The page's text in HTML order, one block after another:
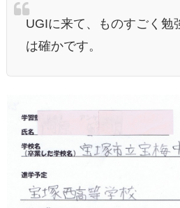
UGIに来て、ものすごく勉
は確かです。